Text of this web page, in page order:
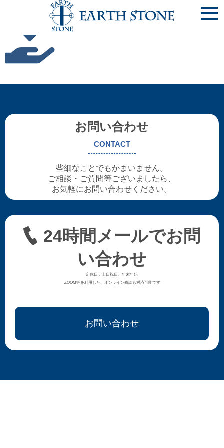
お問い合わせ
CONTACT
些細なことでもかまいません。
ご相談・ご質問等ございましたら、
お気軽にお問い合わせください。
24時間メールでお問
い合わせ
定休日：土日祝日、年末年始
ZOOM等を利用した、オンライン商談も対応可能です
お問い合わせ